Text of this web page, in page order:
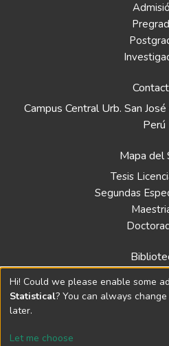
Campus Central Urb. San
Perú
Mapa del
Tesis
Segundas
Política
Hi! Could we please enable some
Statistical? You can always
later.
Let me choose